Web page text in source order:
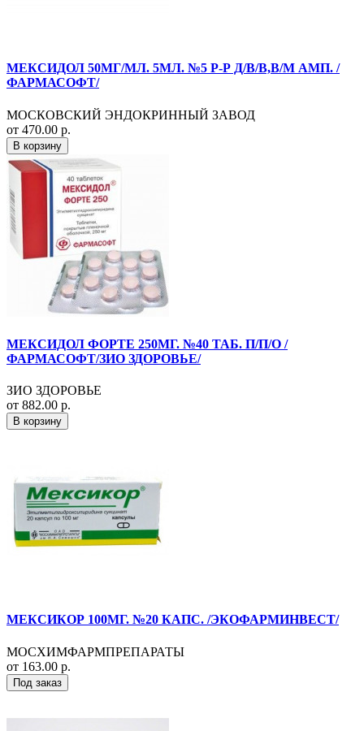
МЕКСИДОЛ 50МГ/МЛ. 5МЛ. №5 Р-Р Д/В/В,В/М АМП. /
ФАРМАСОФТ/
МОСКОВСКИЙ ЭНДОКРИННЫЙ ЗАВОД
от 470.00 р.
В корзину
МЕКСИДОЛ ФОРТЕ 250МГ. №40 ТАБ. П/П/О /
ФАРМАСОФТ/ЗИО ЗДОРОВЬЕ/
ЗИО ЗДОРОВЬЕ
от 882.00 р.
В корзину
МЕКСИКОР 100МГ. №20 КАПС. /ЭКОФАРМИНВЕСТ/
МОСХИМФАРМПРЕПАРАТЫ
от 163.00 р.
Под заказ